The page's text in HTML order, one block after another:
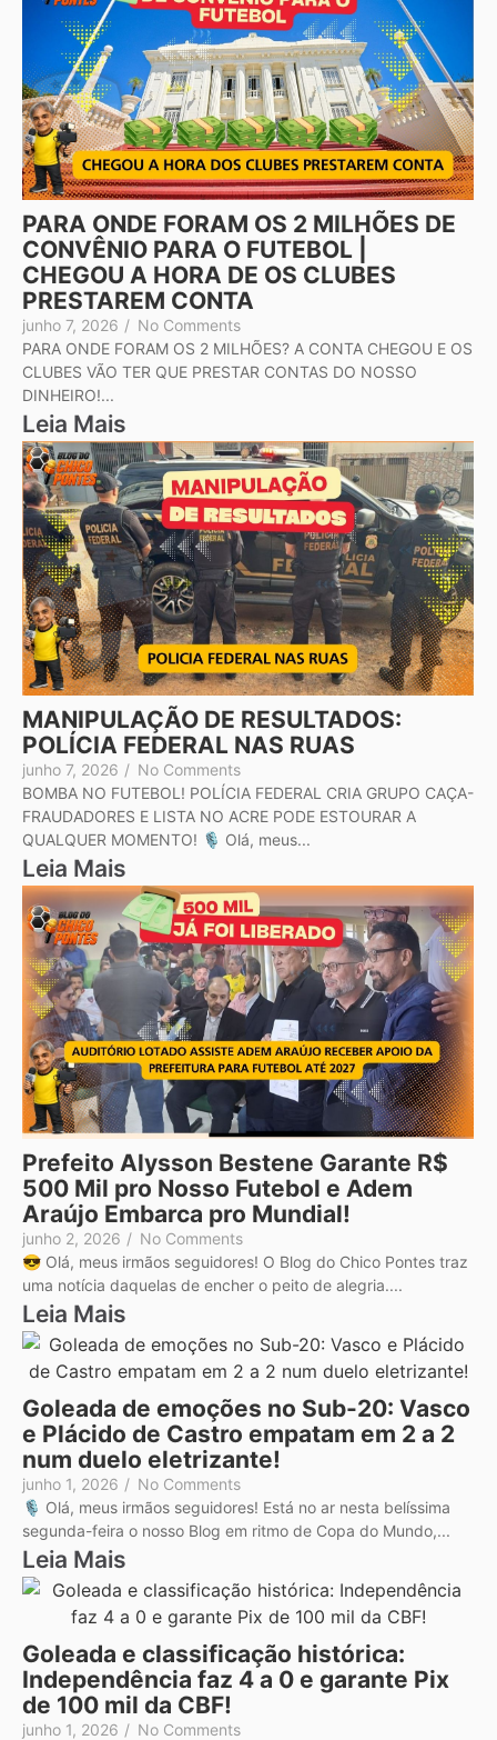
PARA ONDE FORAM OS 2 MILHÕES DE
CONVÊNIO PARA O FUTEBOL |
CHEGOU A HORA DE OS CLUBES
PRESTAREM CONTA
junho 7, 2026 / No Comments
PARA ONDE FORAM OS 2 MILHÕES? A CONTA CHEGOU E OS
CLUBES VÃO TER QUE PRESTAR CONTAS DO NOSSO
DINHEIRO!...
Leia Mais
MANIPULAÇÃO DE RESULTADOS:
POLÍCIA FEDERAL NAS RUAS
junho 7, 2026 / No Comments
BOMBA NO FUTEBOL! POLÍCIA FEDERAL CRIA GRUPO CAÇA-
FRAUDADORES E LISTA NO ACRE PODE ESTOURAR A
QUALQUER MOMENTO! 🎙️ Olá, meus...
Leia Mais
Prefeito Alysson Bestene Garante R$
500 Mil pro Nosso Futebol e Adem
Araújo Embarca pro Mundial!
junho 2, 2026 / No Comments
😎 Olá, meus irmãos seguidores! O Blog do Chico Pontes traz
uma notícia daquelas de encher o peito de alegria....
Leia Mais
Goleada de emoções no Sub-20: Vasco
e Plácido de Castro empatam em 2 a 2
num duelo eletrizante!
junho 1, 2026 / No Comments
🎙️ Olá, meus irmãos seguidores! Está no ar nesta belíssima
segunda-feira o nosso Blog em ritmo de Copa do Mundo,...
Leia Mais
Goleada e classificação histórica:
Independência faz 4 a 0 e garante Pix
de 100 mil da CBF!
junho 1, 2026 / No Comments